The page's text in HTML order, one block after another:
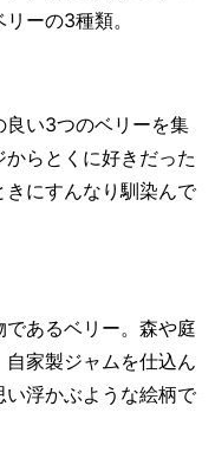
ーの3種類。
い3つのベリーを集
らとくに好きだった
にすんなり馴染んで
あるベリー。森や庭
家製ジャムを仕込ん
浮かぶような絵柄で